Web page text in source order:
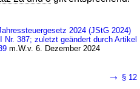
2024 (JStG 2024)
387; zuletzt geändert durch Artikel
m.W.v. 6. Dezember 2024
→ § 12